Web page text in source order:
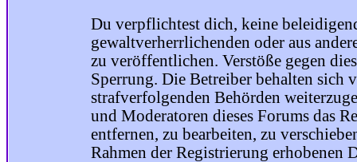
Du verpflichtest dich, keine
gewaltverherrlichenden oder aus
zu veröffentlichen. Verstöße gegen
Sperrung. Die Betreiber behalten sich
strafverfolgenden Behörden
und Moderatoren dieses Forums das
entfernen, zu bearbeiten, zu
Rahmen der Registrierung erhobenen